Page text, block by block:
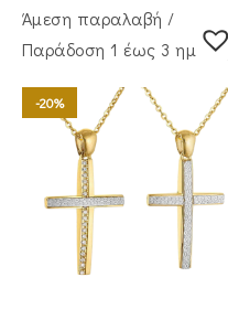
Άμεση παραλαβή /
Παράδoση 1 έως 3 ημέρες
-20%